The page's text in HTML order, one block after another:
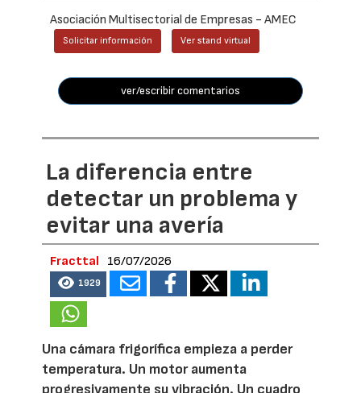
Asociación Multisectorial de Empresas - AMEC
Solicitar información Ver stand virtual
ver/escribir comentarios
La diferencia entre
detectar un problema y
evitar una avería
Fracttal 16/07/2026
1929
Una cámara frigorífica empieza a perder
temperatura. Un motor aumenta
progresivamente su vibración. Un cuadro